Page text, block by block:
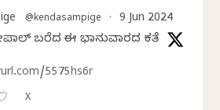
@kendasampige · 9 Jun 2024
ಬರೆದ ಈ ಭಾನುವಾರದ ಕತೆ
5575hs6r
X